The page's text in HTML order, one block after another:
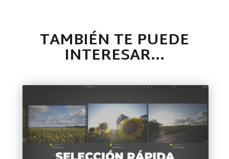
TAMBIÉN TE PUEDE
INTERESAR…